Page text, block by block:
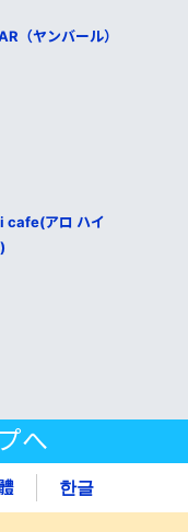
（ヤンバール）
cafe(アロ ハイ
へ
한글